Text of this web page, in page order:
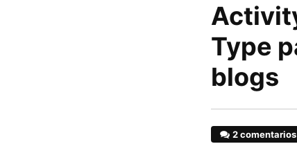
Type
blogs
2 comentarios